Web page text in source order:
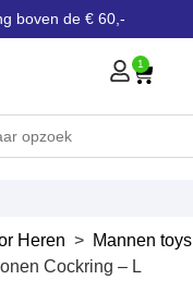
boven de € 60,-
1
Heren > Mannen toys
Cockring – L